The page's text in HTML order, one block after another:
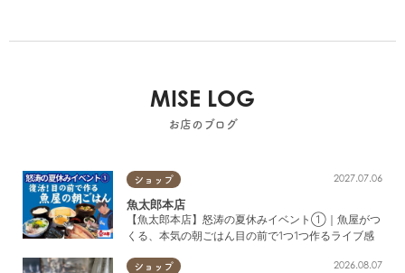
MISE LOG
お店のブログ
ショップ 2027.07.06
魚太郎本店
【魚太郎本店】怒涛の夏休みイベント①｜魚屋がつ
くる、本気の朝ごはん目の前で1つ1つ作るライブ感
ショップ 2026.08.07